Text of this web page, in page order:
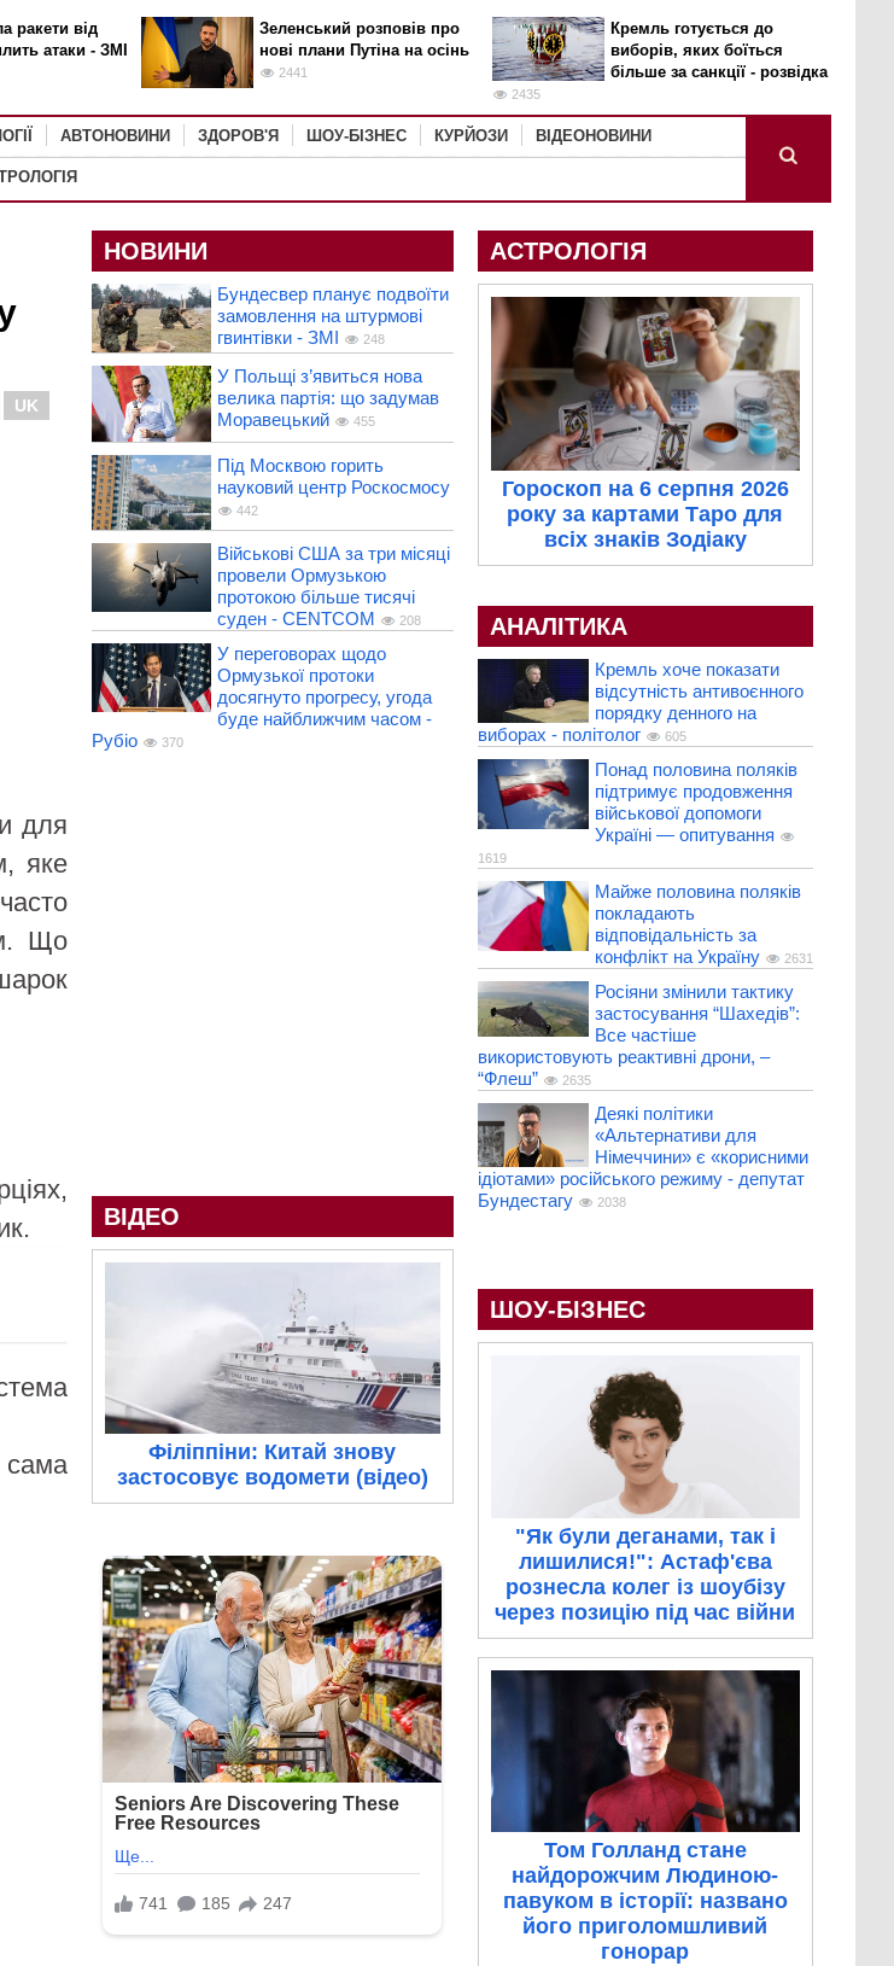
ракети від
атаки - ЗМІ
Зеленський розповів про
нові плани Путіна на осінь
2441
Кремль готується до
виборів, яких боїться
більше за санкції - розвідка
2435
АВТОНОВИНИ ЗДОРОВ'Я ШОУ-БІЗНЕС КУРЙОЗИ ВІДЕОНОВИНИ
UK
для
яке
Що
НОВИНИ
Бундесвер планує подвоїти
замовлення на штурмові
гвинтівки - ЗМІ
248
У Польщі з’явиться нова
велика партія: що задумав
Моравецький
455
Під Москвою горить
науковий центр Роскосмосу
442
Військові США за три місяці
провели Ормузькою
протокою більше тисячі
суден - CENTCOM
208
У переговорах щодо
Ормузької протоки
досягнуто прогресу, угода
буде найближчим часом -
Рубіо
370
ВІДЕО
Філіппіни: Китай знову
застосовує водомети (відео)
АСТРОЛОГІЯ
Гороскоп на 6 серпня 2026
року за картами Таро для
всіх знаків Зодіаку
АНАЛІТИКА
Кремль хоче показати
відсутність антивоєнного
порядку денного на
виборах - політолог
605
Понад половина поляків
підтримує продовження
військової допомоги
Україні — опитування
1619
Майже половина поляків
покладають
відповідальність за
конфлікт на Україну
2631
Росіяни змінили тактику
застосування “Шахедів”:
Все частіше
використовують реактивні дрони, –
“Флеш”
2635
Деякі політики
«Альтернативи для
Німеччини» є «корисними
ідіотами» російського режиму - депутат
Бундестагу
2038
ШОУ-БІЗНЕС
"Як були деганами, так і
лишилися!": Астаф'єва
рознесла колег із шоубізу
через позицію під час війни
Том Голланд стане
найдорожчим Людиною-
павуком в історії: названо
його приголомшливий
гонорар